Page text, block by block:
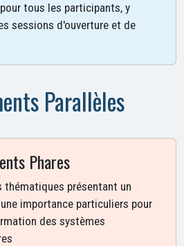
tous les participants, y
sessions d'ouverture et de
Parallèles
Phares
thématiques présentant un
importance particuliers pour
des systèmes